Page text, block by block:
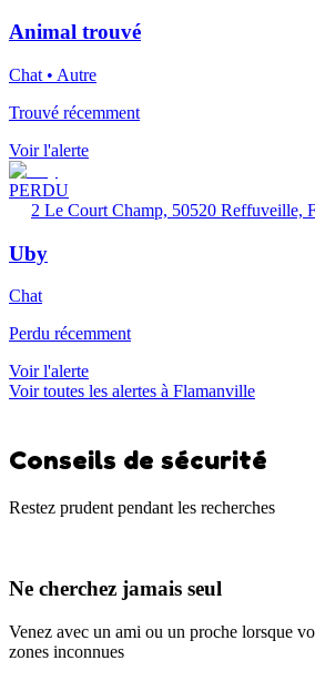
Animal trouvé
Chat • Autre
Trouvé récemment
Voir l'alerte
PERDU
2 Le Court Champ, 50520 Reffuveille,
Uby
Chat
Perdu récemment
Voir l'alerte
Voir toutes les alertes à Flamanville
Conseils de sécurité
Restez prudent pendant les recherches
Ne cherchez jamais seul
Venez avec un ami ou un proche lorsque
zones inconnues